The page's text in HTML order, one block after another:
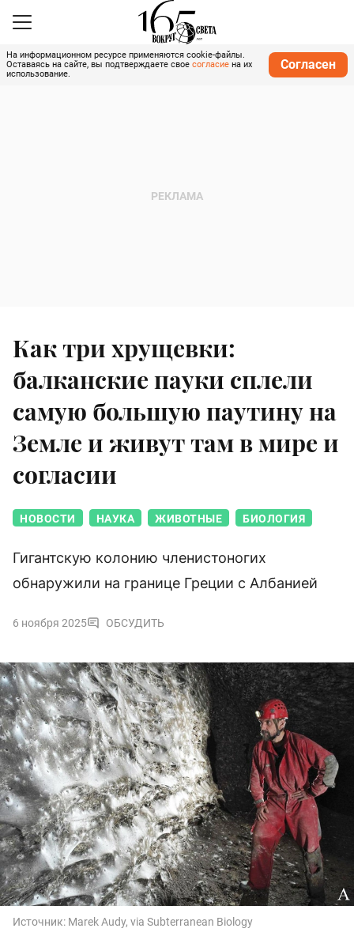
На информационном ресурсе применяются cookie-файлы.
Оставаясь на сайте, вы подтверждаете свое согласие на их
использование.
Согласен
Как три хрущевки:
балканские пауки сплели
самую большую паутину на
Земле и живут там в мире и
согласии
НОВОСТИ НАУКА ЖИВОТНЫЕ БИОЛОГИЯ
Гигантскую колонию членистоногих
обнаружили на границе Греции с Албанией
6 ноября 2025 ОБСУДИТЬ
Источник: Marek Audy, via Subterranean Biology